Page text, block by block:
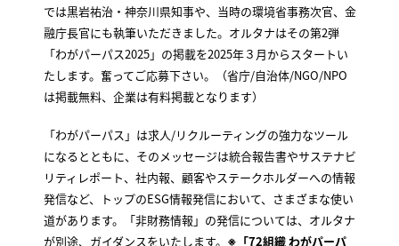
では黒岩祐治・神奈川県知事や、当時の環境省事務次官、金
融庁長官にも執筆いただきました。オルタナはその第2弾
「わがパーパス2025」の掲載を2025年３月からスタートい
たします。奮ってご応募下さい。（省庁/自治体/NGO/NPO
は掲載無料、企業は有料掲載となります）
「わがパーパス」は求人/リクルーティングの強力なツール
になるとともに、そのメッセージは統合報告書やサステナビ
リティレポート、社内報、顧客やステークホルダーへの情報
発信など、トップのESG情報発信において、さまざまな使い
道があります。「非財務情報」の発信については、オルタナ
が別途、ガイダンスをいたします。 ※「72組織 わがパーパ